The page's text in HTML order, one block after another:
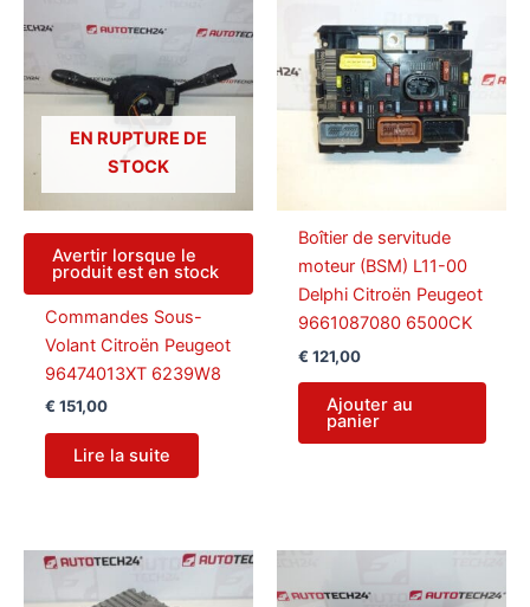
EN RUPTURE DE
STOCK
Avertir lorsque le
produit est en stock
Commandes Sous-
Volant Citroën Peugeot
96474013XT 6239W8
€ 151,00
Lire la suite
Boîtier de servitude
moteur (BSM) L11-00
Delphi Citroën Peugeot
9661087080 6500CK
€ 121,00
Ajouter au
panier